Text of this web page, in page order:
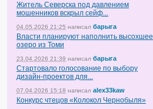
Житель Северска под давлением
мошенников вскрыл сейф...
04.05.2026 21:25 написал барыга
Власти планируют наполнить высохшее
озеро из Томи
23.04.2026 21:39 написал барыга
Стартовало голосование по выбору
дизайн-проектов для...
07.04.2026 15:18 написал alex33kaw
Конкурс чтецов «Колокол Чернобыля»